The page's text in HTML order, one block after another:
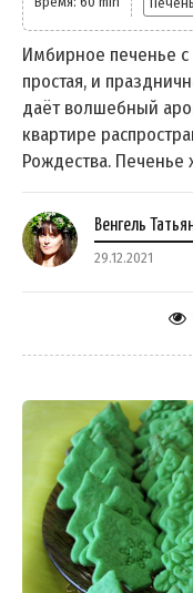
Имбирное печенье
простая, и
даёт волшебный
квартире
Рождества. Печенье
Венгель
29.12.2021